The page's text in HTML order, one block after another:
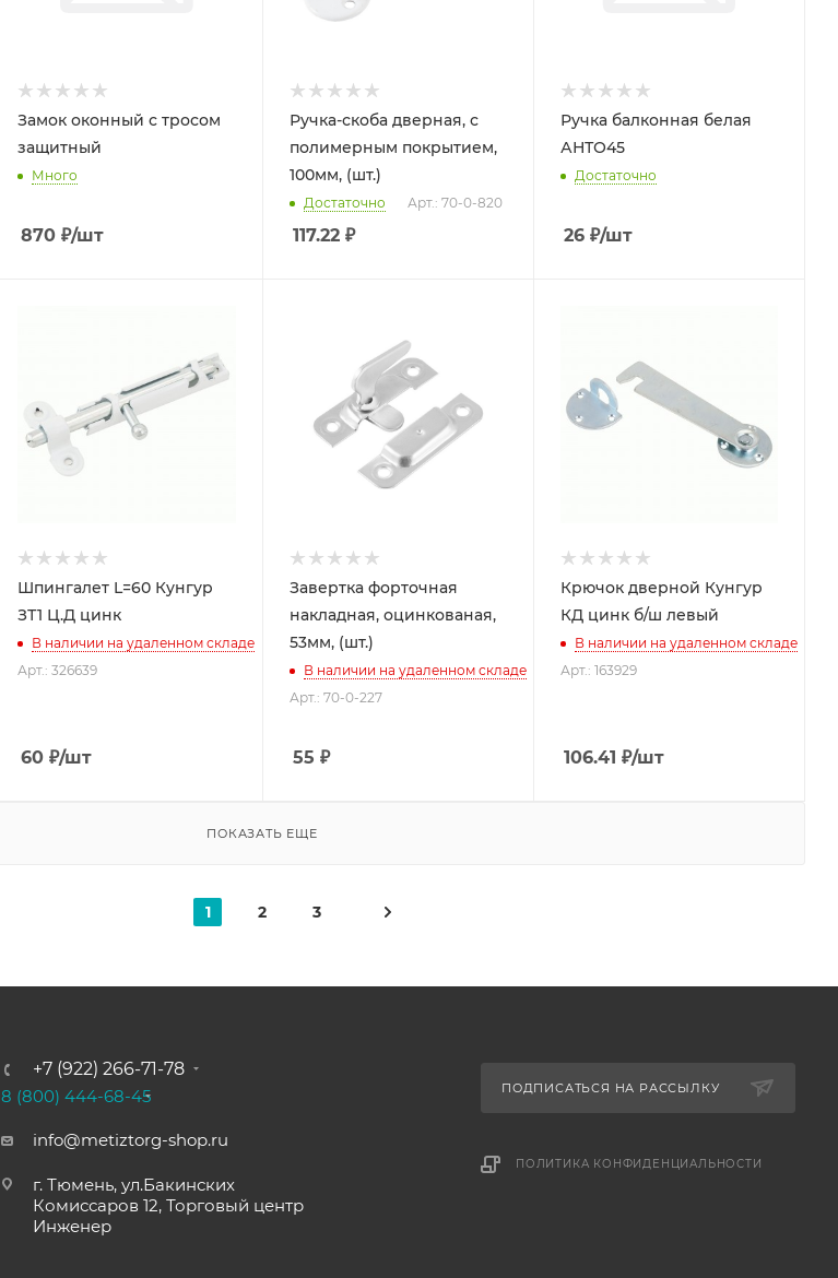
Замок оконный с тросом
защитный
Много
870 ₽/шт
Ручка-скоба дверная, с
полимерным покрытием,
100мм, (шт.)
Достаточно Арт.: 70-0-820
117.22₽
Ручка балконная белая
АНТО45
Достаточно
26₽/шт
Шпингалет L=60 Кунгур
ЗТ1 Ц.Д цинк
В наличии на удаленном складе
Арт.: 326639
60 ₽/шт
Завертка форточная
накладная, оцинкованая,
53мм, (шт.)
В наличии на удаленном складе
Арт.: 70-0-227
55 ₽
Крючок дверной Кунгур
КД цинк б/ш левый
В наличии на удаленном складе
Арт.: 163929
106.41 ₽/шт
ПОКАЗАТЬ ЕЩЕ
1 2 3
+7 (922) 266-71-78
8 (800) 444-68-45
info@metiztorg-shop.ru
г. Тюмень, ул.Бакинских
Комиссаров 12, Торговый центр
Инженер
ПОДПИСАТЬСЯ НА РАССЫЛКУ
ПОЛИТИКА КОНФИДЕНЦИАЛЬНОСТИ